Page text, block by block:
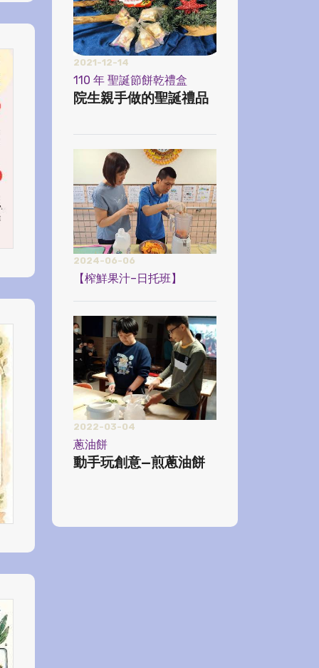
2021-12-14
110 年 聖誕節餅乾禮盒
院生親手做的聖誕禮品
2024-06-06
【榨鮮果汁–日托班】
2022-03-04
蔥油餅
動手玩創意—煎蔥油餅